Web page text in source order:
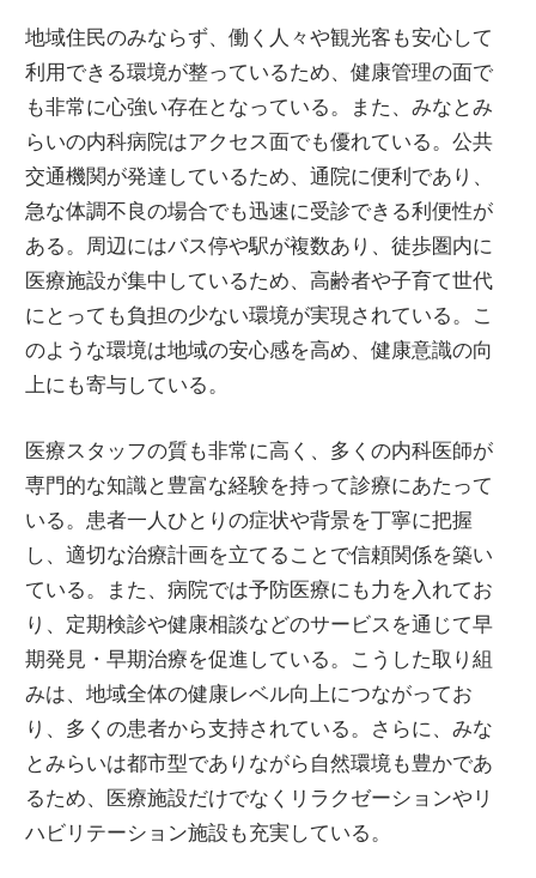
満
載
地域住民のみならず、働く人々や観光客も安心して
利用できる環境が整っているため、健康管理の面で
も非常に心強い存在となっている。また、みなとみ
らいの内科病院はアクセス面でも優れている。公共
交通機関が発達しているため、通院に便利であり、
急な体調不良の場合でも迅速に受診できる利便性が
ある。周辺にはバス停や駅が複数あり、徒歩圏内に
医療施設が集中しているため、高齢者や子育て世代
にとっても負担の少ない環境が実現されている。こ
のような環境は地域の安心感を高め、健康意識の向
上にも寄与している。
医療スタッフの質も非常に高く、多くの内科医師が
専門的な知識と豊富な経験を持って診療にあたって
いる。患者一人ひとりの症状や背景を丁寧に把握
し、適切な治療計画を立てることで信頼関係を築い
ている。また、病院では予防医療にも力を入れてお
り、定期検診や健康相談などのサービスを通じて早
期発見・早期治療を促進している。こうした取り組
みは、地域全体の健康レベル向上につながってお
り、多くの患者から支持されている。さらに、みな
とみらいは都市型でありながら自然環境も豊かであ
るため、医療施設だけでなくリラクゼーションやリ
ハビリテーション施設も充実している。